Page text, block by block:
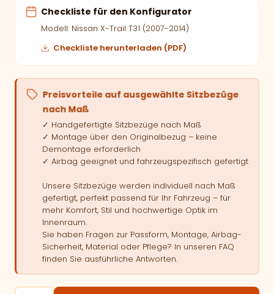
Checkliste für den Konfigurator
Modell: Nissan X-Trail T31 (2007-2014)
Checkliste herunterladen (PDF)
Preisvorteile auf ausgewählte Sitzbezüge
nach Maß
✓ Handgefertigte Sitzbezüge nach Maß
✓ Montage über den Originalbezug – keine
Demontage erforderlich
✓ Airbag geeignet und fahrzeugspezifisch gefertigt
Unsere Sitzbezüge werden individuell nach Maß
gefertigt, perfekt passend für Ihr Fahrzeug – für
mehr Komfort, Stil und hochwertige Optik im
Innenraum.
Sie haben Fragen zur Passform, Montage, Airbag-
Sicherheit, Material oder Pflege? In unseren FAQ
finden Sie ausführliche Antworten.